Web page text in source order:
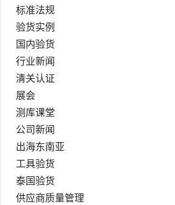
标准法规
验货实例
国内验货
行业新闻
清关认证
展会
测库课堂
公司新闻
出海东南亚
工具验货
泰国验货
供应商质量管理